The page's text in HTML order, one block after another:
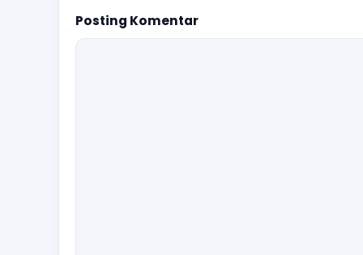
Posting Komentar